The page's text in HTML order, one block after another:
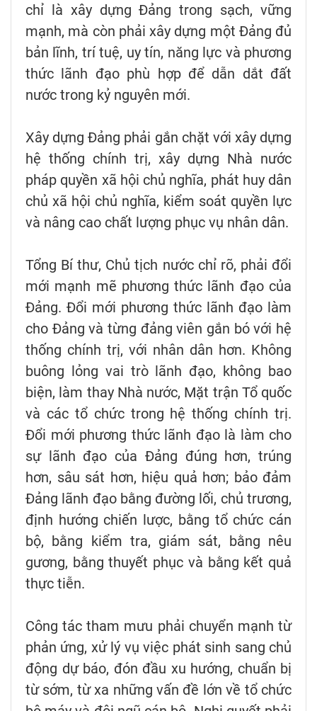
chỉ là xây dựng Đảng trong sạch, vững
mạnh, mà còn phải xây dựng một Đảng đủ
bản lĩnh, trí tuệ, uy tín, năng lực và phương
thức lãnh đạo phù hợp để dẫn dắt đất
nước trong kỷ nguyên mới.
Xây dựng Đảng phải gắn chặt với xây dựng
hệ thống chính trị, xây dựng Nhà nước
pháp quyền xã hội chủ nghĩa, phát huy dân
chủ xã hội chủ nghĩa, kiểm soát quyền lực
và nâng cao chất lượng phục vụ nhân dân.
Tổng Bí thư, Chủ tịch nước chỉ rõ, phải đổi
mới mạnh mẽ phương thức lãnh đạo của
Đảng. Đổi mới phương thức lãnh đạo làm
cho Đảng và từng đảng viên gắn bó với hệ
thống chính trị, với nhân dân hơn. Không
buông lỏng vai trò lãnh đạo, không bao
biện, làm thay Nhà nước, Mặt trận Tổ quốc
và các tổ chức trong hệ thống chính trị.
Đổi mới phương thức lãnh đạo là làm cho
sự lãnh đạo của Đảng đúng hơn, trúng
hơn, sâu sát hơn, hiệu quả hơn; bảo đảm
Đảng lãnh đạo bằng đường lối, chủ trương,
định hướng chiến lược, bằng tổ chức cán
bộ, bằng kiểm tra, giám sát, bằng nêu
gương, bằng thuyết phục và bằng kết quả
thực tiễn.
Công tác tham mưu phải chuyển mạnh từ
phản ứng, xử lý vụ việc phát sinh sang chủ
động dự báo, đón đầu xu hướng, chuẩn bị
từ sớm, từ xa những vấn đề lớn về tổ chức